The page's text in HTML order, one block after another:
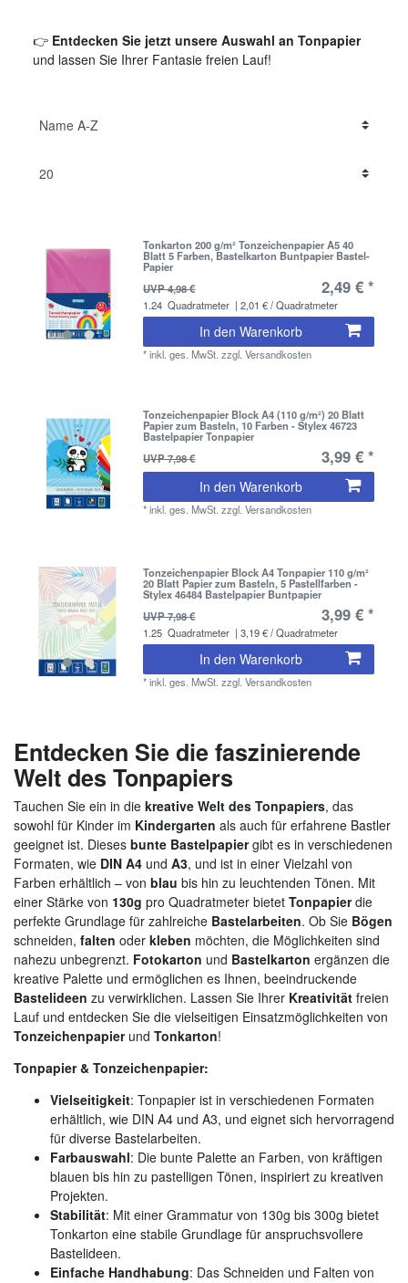
👉 Entdecken Sie jetzt unsere Auswahl an Tonpapier
und lassen Sie Ihrer Fantasie freien Lauf!
Tonkarton 200 g/m² Tonzeichenpapier A5 40
Blatt 5 Farben, Bastelkarton Buntpapier Bastel-
Papier
UVP 4,98 €
2,49 € *
1.24 Quadratmeter | 2,01 € / Quadratmeter
In den Warenkorb
*inkl. ges. MwSt. zzgl.Versandkosten
Tonzeichenpapier Block A4 (110 g/m²) 20 Blatt
Papier zum Basteln, 10 Farben - Stylex 46723
Bastelpapier Tonpapier
UVP 7,98 €
3,99 € *
In den Warenkorb
*inkl. ges. MwSt. zzgl.Versandkosten
Tonzeichenpapier Block A4 Tonpapier 110 g/m²
20 Blatt Papier zum Basteln, 5 Pastellfarben -
Stylex 46484 Bastelpapier Buntpapier
UVP 7,98 €
3,99 € *
1.25 Quadratmeter | 3,19 € / Quadratmeter
In den Warenkorb
*inkl. ges. MwSt. zzgl.Versandkosten
Entdecken Sie die faszinierende
Welt des Tonpapiers
Tauchen Sie ein in die kreative Welt des Tonpapiers, das
sowohl für Kinder im Kindergarten als auch für erfahrene Bastler
geeignet ist. Dieses bunte Bastelpapiergibt es in verschiedenen
Formaten, wie DIN A4 und A3, und ist in einer Vielzahl von
Farben erhältlich – von blau bis hin zu leuchtenden Tönen. Mit
einer Stärke von 130g pro Quadratmeter bietet Tonpapierdie
perfekte Grundlage für zahlreiche Bastelarbeiten. Ob Sie Bögen
schneiden, falten oder kleben möchten, die Möglichkeiten sind
nahezu unbegrenzt. Fotokarton und Bastelkarton ergänzen die
kreative Palette und ermöglichen es Ihnen, beeindruckende
Bastelideen zu verwirklichen. Lassen Sie Ihrer Kreativität freien
Lauf und entdecken Sie die vielseitigen Einsatzmöglichkeiten von
Tonzeichenpapierund Tonkarton!
Tonpapier & Tonzeichenpapier:
Vielseitigkeit: Tonpapier ist in verschiedenen Formaten
erhältlich, wie DIN A4 und A3, und eignet sich hervorragend
für diverse Bastelarbeiten.
Farbauswahl: Die bunte Palette an Farben, von kräftigen
blauen bis hin zu pastelligen Tönen, inspiriert zu kreativen
Projekten.
Stabilität: Mit einer Grammatur von 130g bis 300g bietet
Tonkarton eine stabile Grundlage für anspruchsvollere
Bastelideen.
Einfache Handhabung: Das Schneiden und Falten von